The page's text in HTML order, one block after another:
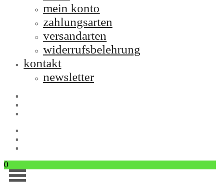
mein konto
zahlungsarten
versandarten
widerrufsbelehrung
kontakt
newsletter
0